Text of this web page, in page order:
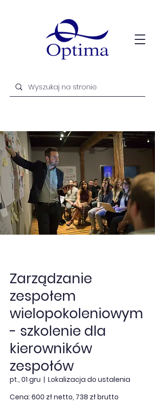
Zarządzanie
zespołem
wielopokoleniowym
- szkolenie dla
kierowników
zespołów
pt., 01 gru
  |
Lokalizacja do ustalenia
Cena: 600 zł netto, 738 zł brutto